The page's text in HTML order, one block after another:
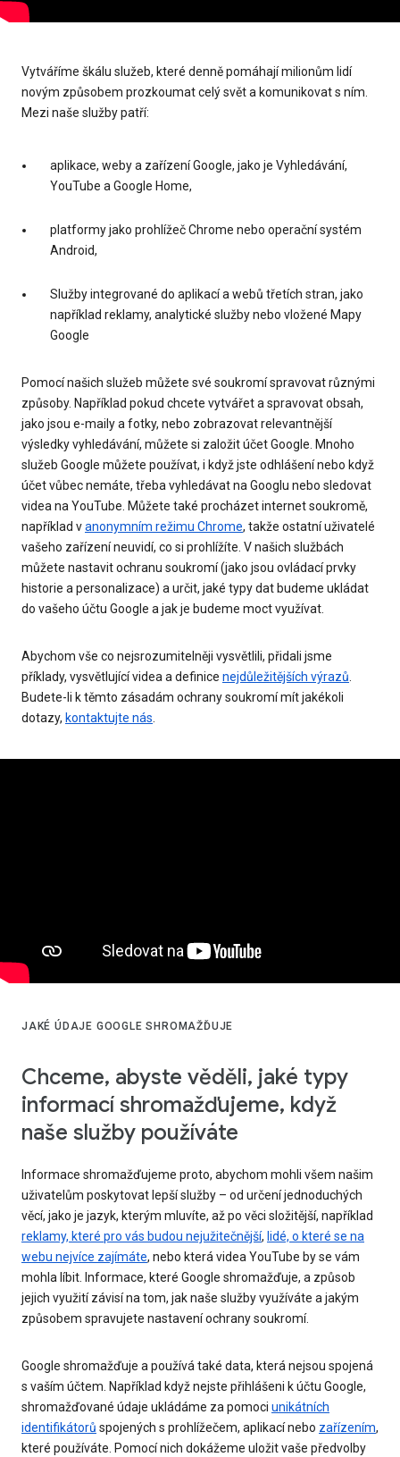
Vytváříme škálu služeb, které denně pomáhají milionům lidí
novým způsobem prozkoumat celý svět a komunikovat s ním.
Mezi naše služby patří:
aplikace, weby a zařízení Google, jako je Vyhledávání,
YouTube a Google Home,
platformy jako prohlížeč Chrome nebo operační systém
Android,
Služby integrované do aplikací a webů třetích stran, jako
například reklamy, analytické služby nebo vložené Mapy
Google
Pomocí našich služeb můžete své soukromí spravovat různými
způsoby. Například pokud chcete vytvářet a spravovat obsah,
jako jsou e-maily a fotky, nebo zobrazovat relevantnější
výsledky vyhledávání, můžete si založit účet Google. Mnoho
služeb Google můžete používat, i když jste odhlášení nebo když
účet vůbec nemáte, třeba vyhledávat na Googlu nebo sledovat
videa na YouTube. Můžete také procházet internet soukromě,
například vanonymním režimu Chrome, takže ostatní uživatelé
vašeho zařízení neuvidí, co si prohlížíte. V našich službách
můžete nastavit ochranu soukromí (jako jsou ovládací prvky
historie a personalizace) a určit, jaké typy dat budeme ukládat
do vašeho účtu Google a jak je budeme moct využívat.
Abychom vše co nejsrozumitelněji vysvětlili, přidali jsme
příklady, vysvětlující videa a definice nejdůležitějších výrazů
Budete-li k těmto zásadám ochrany soukromí mít jakékoli
dotazy, kontaktujte nás
JAKÉ ÚDAJE GOOGLE SHROMAŽĎUJE
Chceme, abyste věděli, jaké typy
informací shromažďujeme, když
naše služby používáte
Informace shromažďujeme proto, abychom mohli všem našim
uživatelům poskytovat lepší služby – od určení jednoduchých
věcí, jako je jazyk, kterým mluvíte, až po věci složitější, například
reklamy, které pro vás budou nejužitečnější, lidé, o které se na
webu nejvíce zajímáte, nebo která videa YouTube by se vám
mohla líbit. Informace, které Google shromažďuje, a způsob
jejich využití závisí na tom, jak naše služby využíváte a jakým
způsobem spravujete nastavení ochrany soukromí.
Google shromažďuje a používá také data, která nejsou spojená
s vaším účtem. Například když nejste přihlášeni k účtu Google,
shromažďované údaje ukládáme za pomoci unikátních
identifikátorů spojených s prohlížečem, aplikací nebo zařízením,
které používáte. Pomocí nich dokážeme uložit vaše předvolby